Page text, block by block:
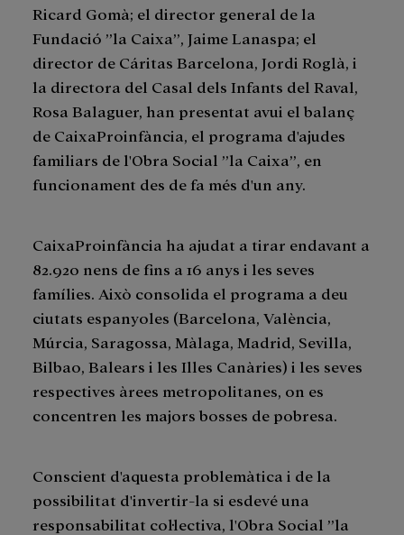
Ricard Gomà; el director general de la
Fundació ”la Caixa”, Jaime Lanaspa; el
director de Cáritas Barcelona, Jordi Roglà, i
la directora del Casal dels Infants del Raval,
Rosa Balaguer, han presentat avui el balanç
de CaixaProinfància, el programa d'ajudes
familiars de l'Obra Social ”la Caixa”, en
funcionament des de fa més d'un any.
CaixaProinfància ha ajudat a tirar endavant a
82.920 nens de fins a 16 anys i les seves
famílies. Això consolida el programa a deu
ciutats espanyoles (Barcelona, València,
Múrcia, Saragossa, Màlaga, Madrid, Sevilla,
Bilbao, Balears i les Illes Canàries) i les seves
respectives àrees metropolitanes, on es
concentren les majors bosses de pobresa.
Conscient d'aquesta problemàtica i de la
possibilitat d'invertir-la si esdevé una
responsabilitat col·lectiva, l'Obra Social ”la